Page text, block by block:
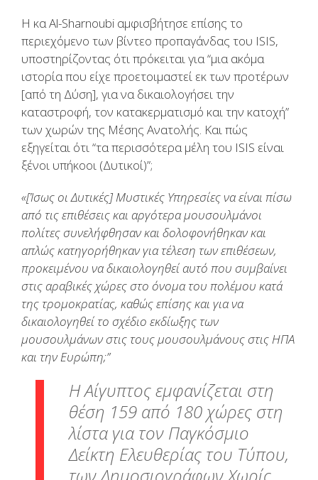
Η κα Al-Sharnoubi αμφισβήτησε επίσης το
περιεχόμενο των βίντεο προπαγάνδας του ISIS,
υποστηρίζοντας ότι πρόκειται για “μια ακόμα
ιστορία που είχε προετοιμαστεί εκ των προτέρων
[από τη Δύση], για να δικαιολογήσει την
καταστροφή, τον κατακερματισμό και την κατοχή”
των χωρών της Μέσης Ανατολής. Και πώς
εξηγείται ότι “τα περισσότερα μέλη του ISIS είναι
ξένοι υπήκοοι (Δυτικοί)”;
«[Ίσως οι Δυτικές] Μυστικές Υπηρεσίες να είναι πίσω
από τις επιθέσεις και αργότερα μουσουλμάνοι
πολίτες συνελήφθησαν και δολοφονήθηκαν και
απλώς κατηγορήθηκαν για τέλεση των επιθέσεων,
προκειμένου να δικαιολογηθεί αυτό που συμβαίνει
στις αραβικές χώρες στο όνομα του πολέμου κατά
της τρομοκρατίας, καθώς επίσης και για να
δικαιολογηθεί το σχέδιο εκδίωξης των
μουσουλμάνων στις τους μουσουλμάνους στις ΗΠΑ
και την Ευρώπη;”
Η Αίγυπτος εμφανίζεται στη
θέση 159 από 180 χώρες στη
λίστα για τον Παγκόσμιο
Δείκτη Ελευθερίας του Τύπου,
των Δημοσιογράφων Χωρίς